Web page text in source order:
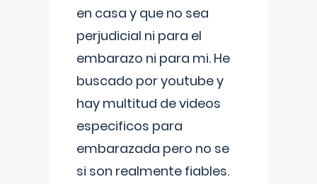
en casa y que no sea
perjudicial ni para el
embarazo ni para mi. He
buscado por youtube y
hay multitud de videos
especificos para
embarazada pero no se
si son realmente fiables.